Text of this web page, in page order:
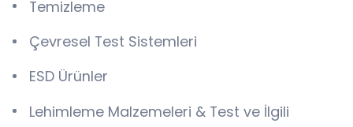
Temizleme
Çevresel Test Sistemleri
ESD Ürünler
Lehimleme Malzemeleri & Test ve İlgili